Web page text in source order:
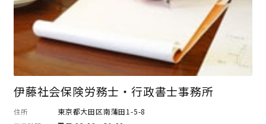
伊藤社会保険労務士・行政書士事務所
住所 東京都大田区南蒲田1-5-8